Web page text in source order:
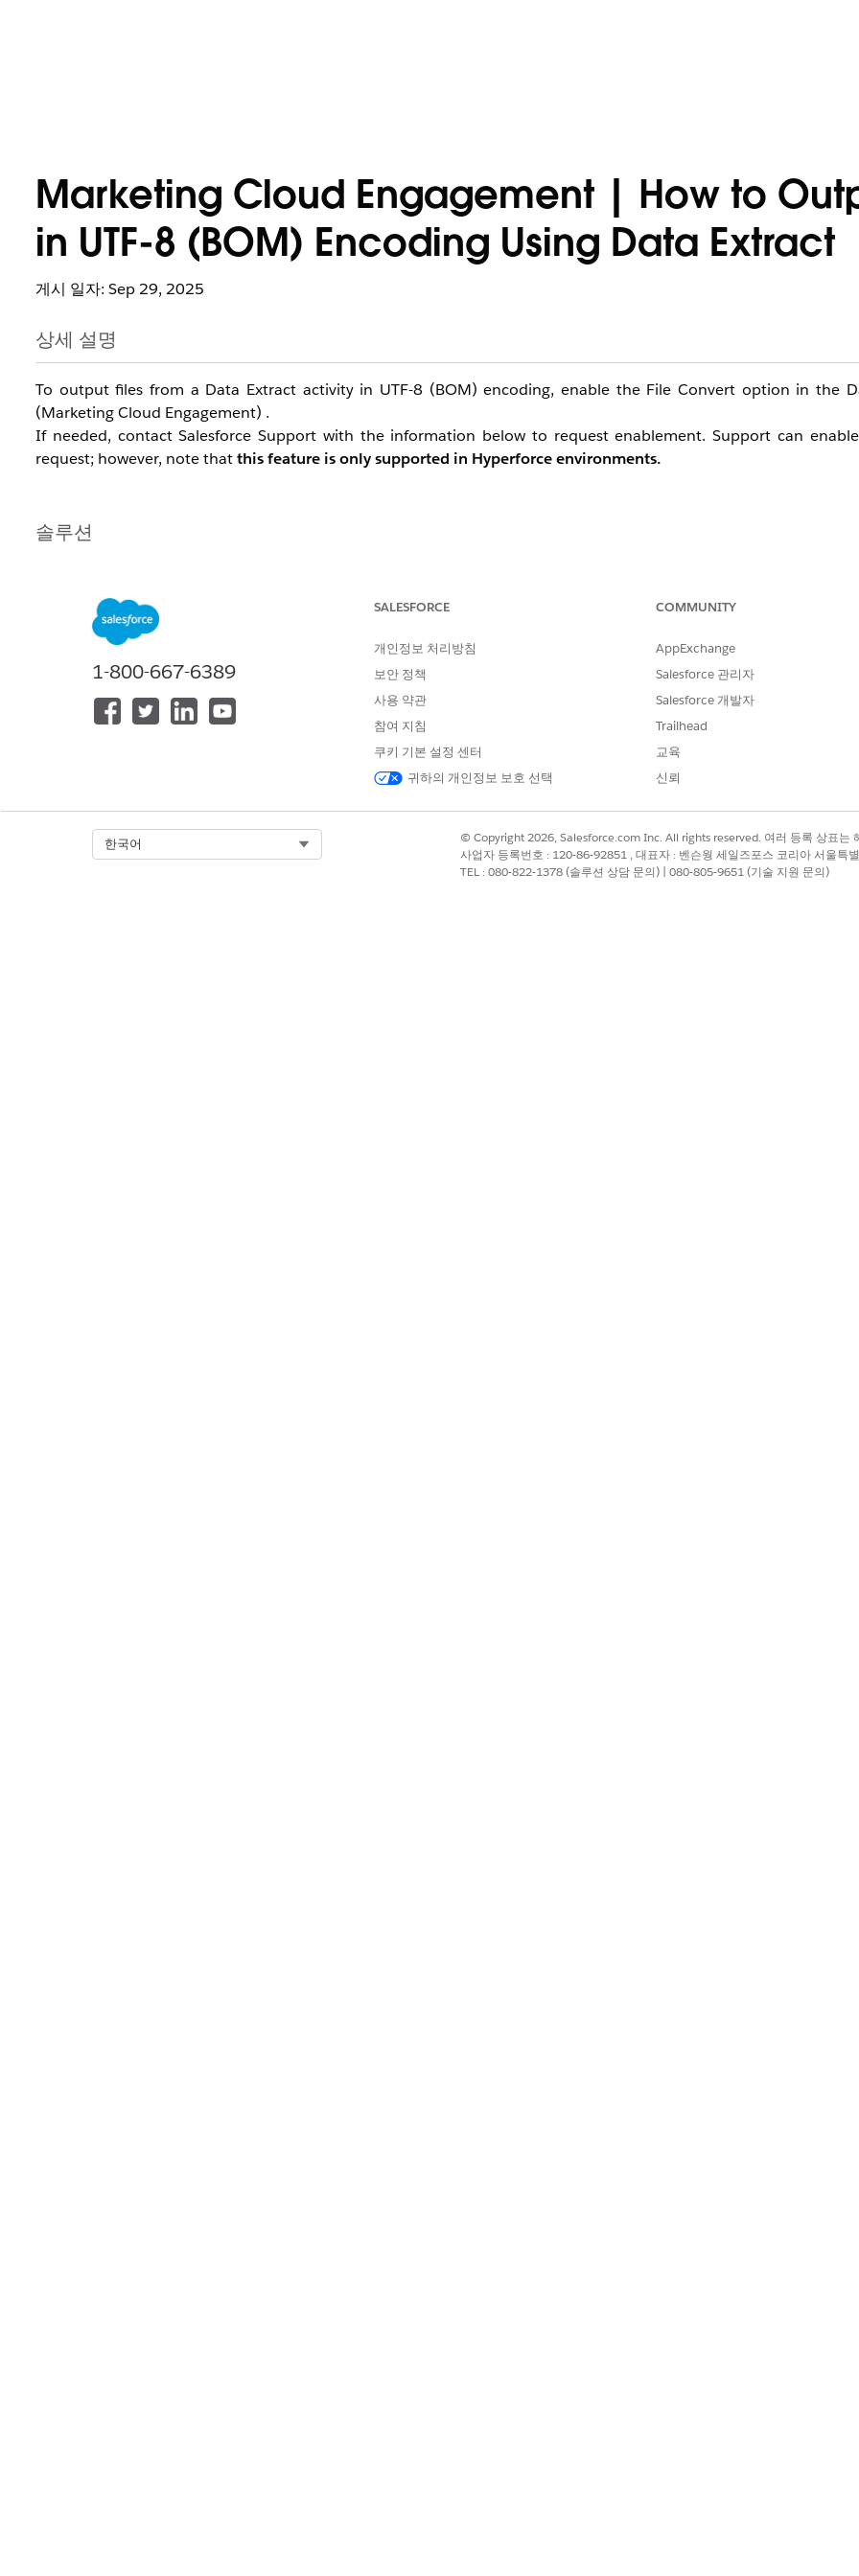
Marketing Cloud Engagement | How to
in UTF-8 (BOM) Encoding Using Data Extract
게시 일자: Sep 29, 2025
상세 설명
To output files from a Data Extract activity in UTF-8 (BOM) encoding, enable the File Convert option in the
(Marketing Cloud Engagement) .
If needed, contact Salesforce Support with the information below to request enablement. Support can
request; however, note thatthis feature is only supported in Hyperforce environments.
솔루션
Data Extract activity (Extract data extension) — set the file output destination to Safehouse.
Data Extract activity (File Convert / FileConvert Extract) — set both the file source and output destination to
Convert To: select UTF8
Check : Is File In Safe House
The output file will have
encoding: UTF-8 with BOM / line endings: CRLF.
Use a File Transfer activity to move the file to the desired destination.
As needed.
1-800-667-6389
SALESFORCE
개인정보 처리방침
보안 정책
사용 약관
참여 지침
쿠키 기본 설정 센터
귀하의 개인정보 보호 선택
COMMUNITY
AppExchange
Salesforce 관리자
Salesforce 개발자
Trailhead
교육
신뢰
한국어
© Copyright 2026, Salesforce.com Inc. All rights reserved. 여러 등록 상표는
사업자 등록번호 : 120-86-92851 , 대표자 : 벤슨웡 세일즈포스 코리아 서울
TEL : 080-822-1378 (솔루션 상담 문의) | 080-805-9651 (기술 지원 문의)